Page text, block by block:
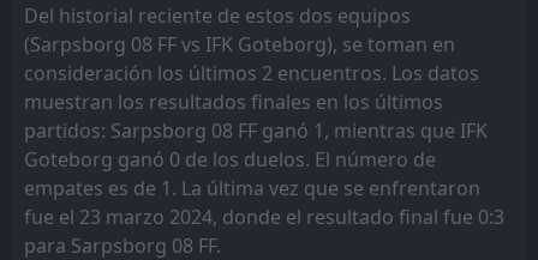
FT
31May
Vasteras SK FK
IFK Goteborg
5
Del historial reciente de estos dos equipos
(Sarpsborg 08 FF vs IFK Goteborg), se toman en
consideración los últimos 2 encuentros. Los datos
muestran los resultados finales en los últimos
partidos: Sarpsborg 08 FF ganó 1, mientras que IFK
Goteborg ganó 0 de los duelos. El número de
empates es de 1. La última vez que se enfrentaron
fue el 23 marzo 2024, donde el resultado final fue 0:3
para Sarpsborg 08 FF.